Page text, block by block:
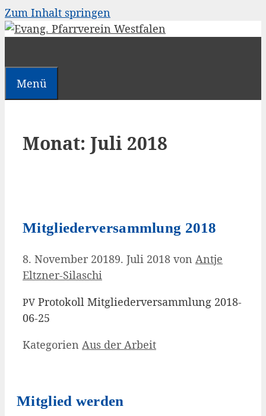
Zum Inhalt springen
Menü
Monat: Juli 2018
Mitgliederversammlung 2018
8. November 20189. Juli 2018 von Antje
Eltzner-Silaschi
PV Pro­to­koll Mit­glie­der­ver­samm­lung 2018-
06-25
Kategorien Aus der Arbeit
Mitglied werden